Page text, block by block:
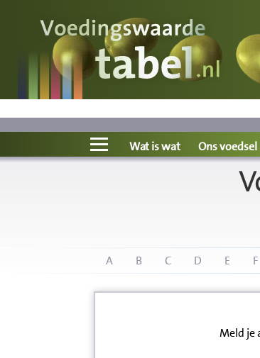
Voedingswaarde
Wat is wat?
Ons voedsel
Wat is wat Ons voedsel
A B C D E F
Meld je